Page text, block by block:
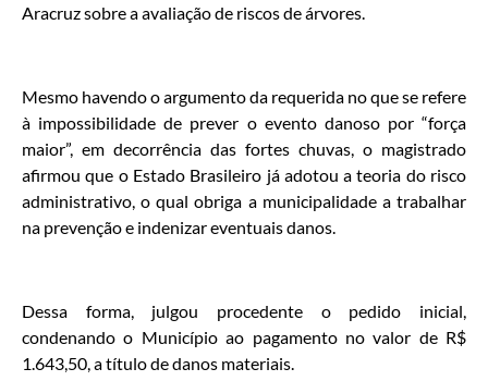
Aracruz sobre a avaliação de riscos de árvores.
Mesmo havendo o argumento da requerida no que se refere
à impossibilidade de prever o evento danoso por “força
maior”, em decorrência das fortes chuvas, o magistrado
afirmou que o Estado Brasileiro já adotou a teoria do risco
administrativo, o qual obriga a municipalidade a trabalhar
na prevenção e indenizar eventuais danos.
Dessa forma, julgou procedente o pedido inicial,
condenando o Município ao pagamento no valor de R$
1.643,50, a título de danos materiais.